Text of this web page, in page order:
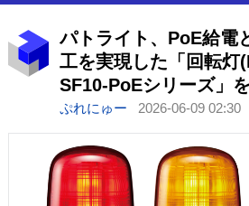
パトライト、PoE給電
工を実現した「回転灯
SF10-PoEシリーズ」
ぷれにゅー 2026-06-09 02:30